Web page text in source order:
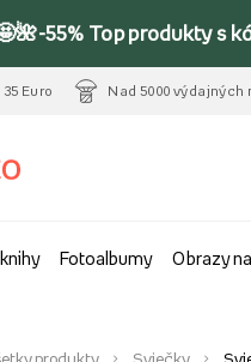
55% Top produkty s
Euro Nad 5000 výdajných
Fotoalbumy Obrazy
produkty Sviečky